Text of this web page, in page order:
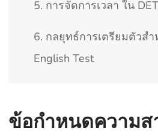
5. การจัดการเวลา ใน DET
6. กลยุทธ์การเตรียมตัวส
English Test
ข้อกำหนดความส